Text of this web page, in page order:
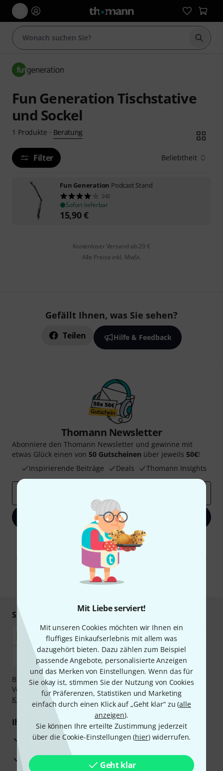
Mit Liebe serviert!
Mit unseren Cookies möchten wir Ihnen ein
fluffiges Einkaufserlebnis mit allem was
dazugehört bieten. Dazu zählen zum Beispiel
passende Angebote, personalisierte Anzeigen
und das Merken von Einstellungen. Wenn das für
Sie okay ist, stimmen Sie der Nutzung von Cookies
für Präferenzen, Statistiken und Marketing
einfach durch einen Klick auf „Geht klar“ zu (alle
anzeigen).
Sie können Ihre erteilte Zustimmung jederzeit
über die Cookie-Einstellungen (hier) widerrufen.
Geht klar
Suche
Fun Generation Tischstative
und Sockel
1 Produkte · Beratung
Filter Beliebtheit
Fun Generation Podcast Stand
242
Sofort lieferbar
15,90€
Kostenloser Versand ab 29 €
Alle Preise inkl. MwSt.
Gefällt Ihnen, was Sie sehen?
Teilen Hilfe & Feedback
Thomann Newsletter
Abonniere den Thomann Newsletter und gewinne mit
etwas Glück einen von 50 Gutscheinen über jeweils 50€!
Inspirierende Beiträge
Deals Thomann Insights
Jetzt anmelden
Mit Klick auf „Jetzt anmelden“ stimmen Sie dem Erhalt von E-Mail-
Werbung und einer Messung des E-Mail-Nutzungsverhaltens zu. Die
Abmeldung ist jederzeit möglich. Weitere Informationen finden Sie in
unseren
Datenschutzhinweisen
* Pflichtfeld
Sicher einkaufen & bezahlen
Bezahlen Sie vertraulich und sicher per Nachnahme,
Vorkasse, PayPal, Amazon Pay, Klarna Sofort bezahlen
Klarna Ratenzahlungoder Kreditkarte.
Ihre Vorteile
3 Jahre Thomann Garantie
30 Tage Money-Back-Garantie